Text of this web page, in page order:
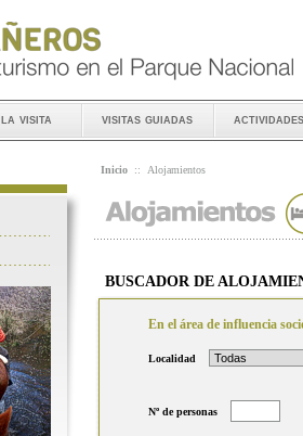
la visita visitas guiadas actividades
Inicio :: Alojamientos
BUSCADOR DE
En el área de influencia
Localidad
Nº de personas